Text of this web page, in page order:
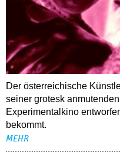
Der österreichische
seiner grotesk
Experimentalkino
bekommt.
MEHR